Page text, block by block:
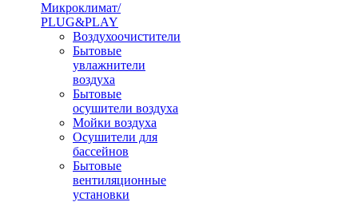
Микроклимат/
PLUG&PLAY
Воздухоочистители
Бытовые
увлажнители
воздуха
Бытовые
осушители воздуха
Мойки воздуха
Осушители для
бассейнов
Бытовые
вентиляционные
установки